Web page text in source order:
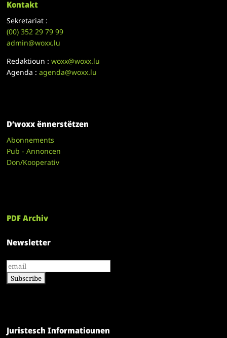
Kontakt
Sekretariat :
(00)352 29 79 99
admin@woxx.lu
Redaktioun :woxx@woxx.lu
Agenda :agenda@woxx.lu
D’woxx ënnerstëtzen
Abonnements
Pub - Annoncen
Don/Kooperativ
PDF Archiv
Newsletter
Juristesch Informatiounen